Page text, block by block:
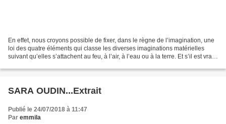
En effet, nous croyons possible de fixer, dans le règne de l’imagination, une
loi des quatre éléments qui classe les diverses imaginations matérielles
suivant qu’elles s’attachent au feu, à l’air, à l’eau ou à la terre. Et s’il est vrai,
SARA OUDIN...Extrait
Publié le 24/07/2018 à 11:47
Par emmila